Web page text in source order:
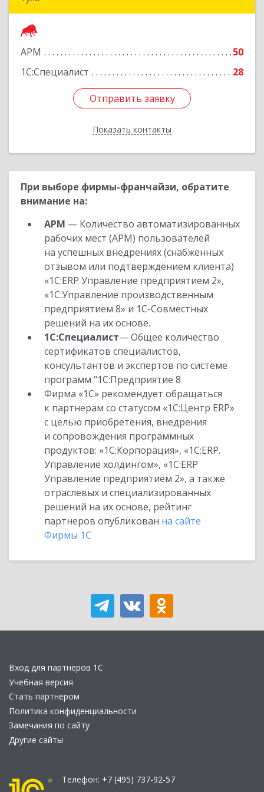
АРМ
50
1С:Специалист
28
Отправить заявку
Показать контакты
Подробнее
Отправить заявку
Назад
При выборе фирмы-франчайзи, обратите
внимание на:
АРМ — Количество автоматизированных
рабочих мест (АРМ) пользователей
на успешных внедрениях (снабженных
отзывом или подтверждением клиента)
«1С:ERP Управление предприятием 2»,
«1С:Управление производственным
предприятием 8» и 1С-Совместных
решений на их основе.
1С:Специалист— Общее количество
сертификатов специалистов,
консультантов и экспертов по системе
программ "1С:Предприятие 8
Фирма «1С» рекомендует обращаться
к партнерам со статусом «1С:Центр ERP»
с целью приобретения, внедрения
и сопровождения программных
продуктов: «1С:Корпорация», «1С:ERP.
Управление холдингом», «1С:ERP
Управление предприятием 2», а также
отраслевых и специализированных
решений на их основе, рейтинг
партнеров опубликован на сайте
Фирмы 1С
Вход для партнеров 1С
Учебная версия
Стать партнером
Политика конфиденциальности
Замечания по сайту
Другие сайты
Телефон: +7 (495) 737-92-57